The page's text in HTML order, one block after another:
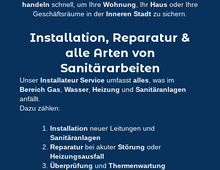
handeln schnell, um Ihre Wohnung , Ihr Haus oder Ihre
Geschäftsräume in der Inneren Stadt zu sichern.
Installation, Reparatur &
alle Arten von
Sanitärarbeiten
Unser Installateur Service umfasst alles , was im
Bereich Gas Wasser, Heizung und Sanitäranlagen
anfällt.
Dazu zählen:
Installation neuer Leitungen und
Sanitäranlagen
Reparaturbei akuter Störung oder
Heizungsausfall
Überprüfung und Thermenwartung